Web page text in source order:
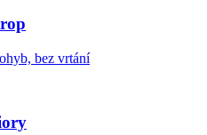
bez vrtání